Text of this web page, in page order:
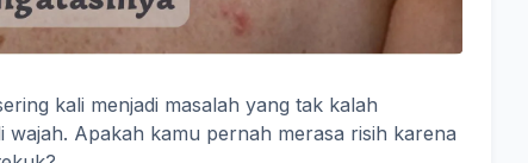
kali menjadi masalah yang tak kalah
wajah. Apakah kamu pernah merasa risih karena